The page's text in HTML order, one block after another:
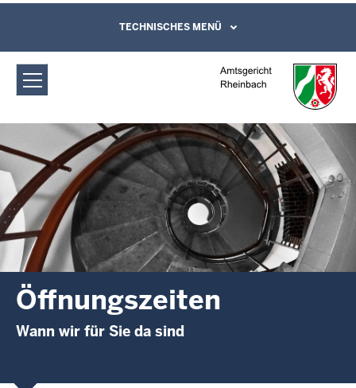
Amtsgericht Rheinbach: Öffnungszeiten
Direkt zum Inhalt
Leichte Sprache, Gebärdensprachenvideo
und Kontaktformular
TECHNISCHES MENÜ
Öffnungszeiten
Wann wir für Sie da sind